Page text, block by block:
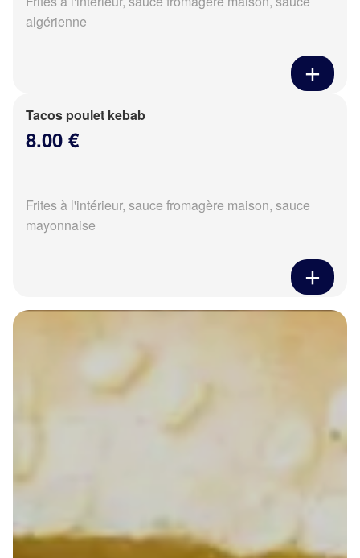
algérienne
Tacos poulet kebab
8.00 €
Frites à l'intérieur, sauce fromagère maison, sauce
mayonnaise